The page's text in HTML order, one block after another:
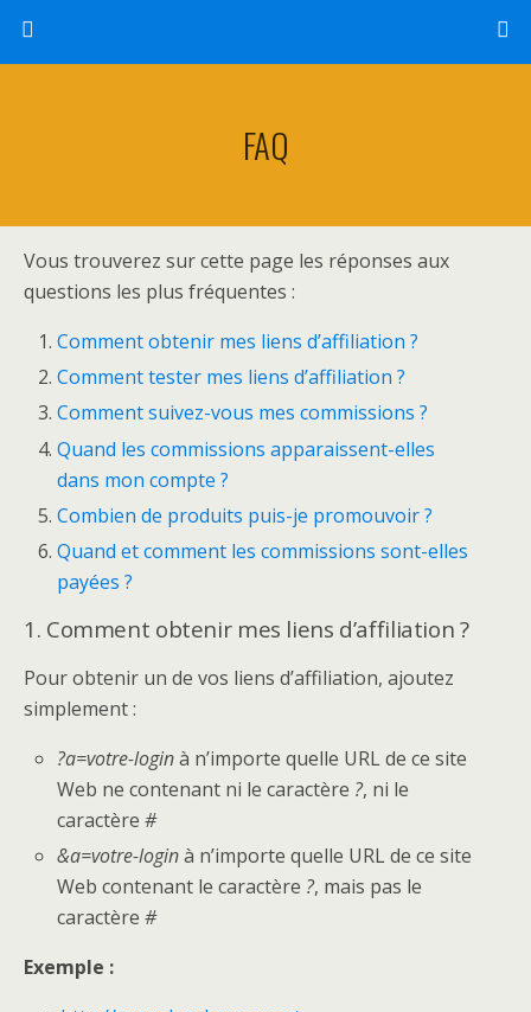
FAQ
Vous trouverez sur cette page les réponses aux
questions les plus fréquentes :
Comment obtenir mes liens d’affiliation ?
Comment tester mes liens d’affiliation ?
Comment suivez-vous mes commissions ?
Quand les commissions apparaissent-elles
dans mon compte ?
Combien de produits puis-je promouvoir ?
Quand et comment les commissions sont-elles
payées ?
1. Comment obtenir mes liens d’affiliation ?
Pour obtenir un de vos liens d’affiliation, ajoutez
simplement :
?a=votre-loginà n’importe quelle URL de ce site
Web ne contenant ni le caractère ?, ni le
caractère#
&a=votre-loginà n’importe quelle URL de ce site
Web contenant le caractère ?, mais pas le
caractère#
Exemple :